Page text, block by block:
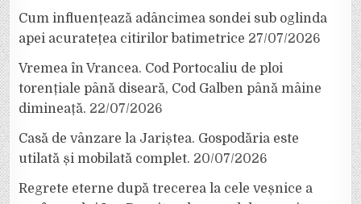
Cum influențează adâncimea sondei sub oglinda
apei acuratețea citirilor batimetrice 27/07/2026
Vremea în Vrancea. Cod Portocaliu de ploi
torențiale până diseară, Cod Galben până mâine
dimineață. 22/07/2026
Casă de vânzare la Jariștea. Gospodăria este
utilată și mobilată complet. 20/07/2026
Regrete eterne după trecerea la cele veșnice a